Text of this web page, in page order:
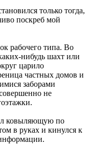
только тогда,
поскреб мой
рабочего типа. Во
нибудь шахт или
царило
частных домов и
заборами
не
ковыляющую по
в руках и кинулся к